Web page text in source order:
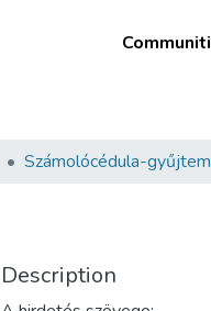
Számolócédula-
Description